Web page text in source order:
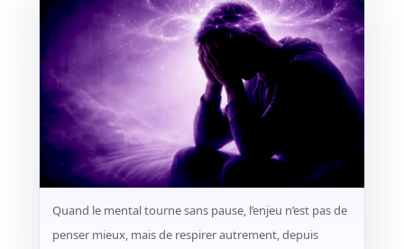
Quand le mental tourne sans pause, l’enjeu n’est pas de
penser mieux, mais de respirer autrement, depuis